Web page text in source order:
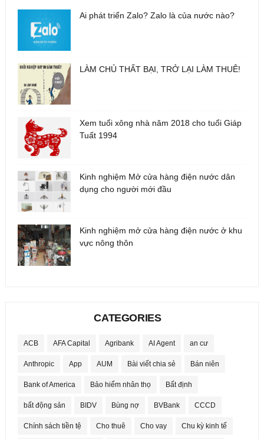
Ai phát triển Zalo? Zalo là của nước nào?
LÀM CHỦ THẤT BẠI, TRỞ LẠI LÀM THUÊ!
Xem tuổi xông nhà năm 2018 cho tuổi Giáp
Tuất 1994
Kinh nghiệm Mở cửa hàng điện nước dân
dụng cho người mới đầu
Kinh nghiệm mở cửa hàng điện nước ở khu
vực nông thôn
CATEGORIES
ACB AFA Capital Agribank AI Agent an cư
Anthropic App AUM Bài viết chia sẻ Bán niên
Bank of America Bảo hiểm nhân thọ Bất định
bất động sản BIDV Bùng nợ BVBank CCCD
Chính sách tiền tệ Cho thuê Cho vay Chu kỳ kinh tế